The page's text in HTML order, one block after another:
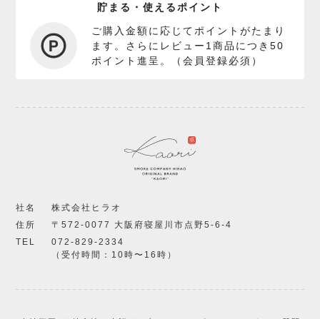
貯まる・使えるポイント
ご購入金額に応じてポイントがたまり
ます。さらにレビュー1商品につき50
ポイント進呈。（会員登録必須）
社名
株式会社ヒラオ
住所
〒572-0077 大阪府寝屋川市点野5-6-4
TEL
072-829-2334
（受付時間：10時〜16時）